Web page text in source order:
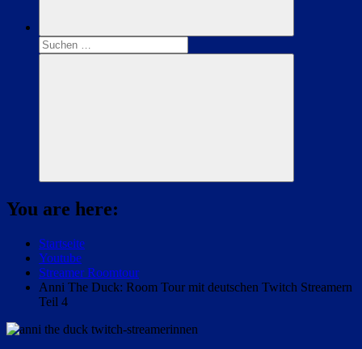
Suchen
nach:
Suchen
You are here:
Startseite
Youtube
Streamer Roomtour
Anni The Duck: Room Tour mit deutschen Twitch Streamern
Teil 4